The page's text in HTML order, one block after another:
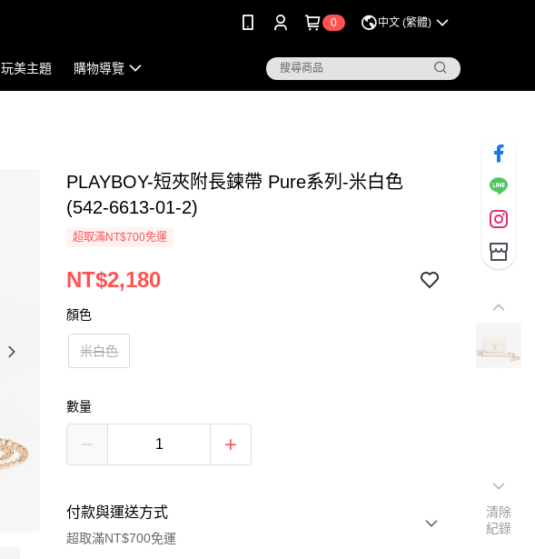
0 中文 (繁體)
玩美主題 購物導覽
PLAYBOY-短夾附長鍊帶 Pure系列-米白色
(542-6613-01-2)
超取滿NT$700免運
NT$2,180
顏色
米白色
數量
付款與運送方式
超取滿NT$700免運
清除
紀錄